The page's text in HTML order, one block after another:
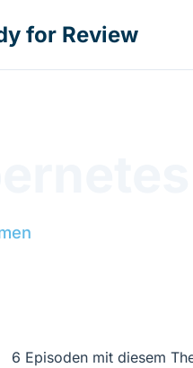
for Review
6 Episoden mit diesem